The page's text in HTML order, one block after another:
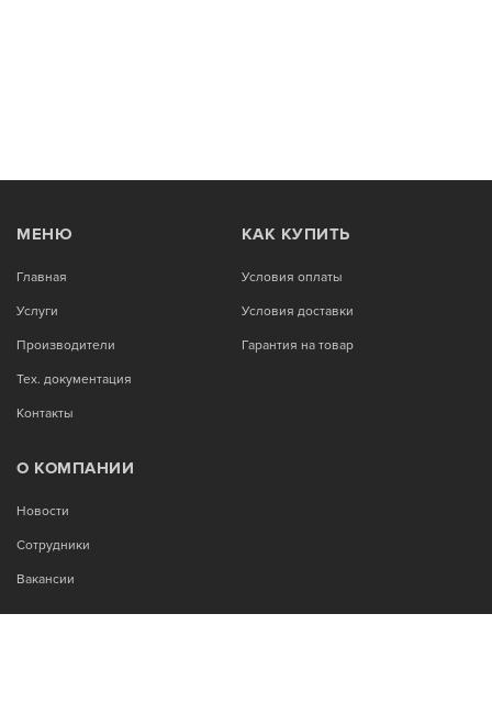
МЕНЮ
Главная
Услуги
Производители
Тех. документация
Контакты
КАК КУПИТЬ
Условия оплаты
Условия доставки
Гарантия на товар
О КОМПАНИИ
Новости
Сотрудники
Вакансии